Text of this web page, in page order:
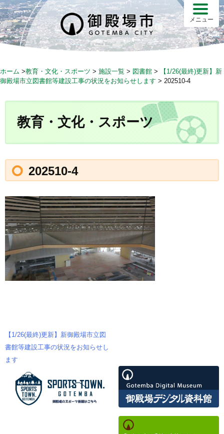
S
k
i
p
c
メニュー
ホーム >教育・文化・スポーツ > 施設一覧 > 図書館 >
【1/26(最終)更新】新
御殿場市立図書館等建設工事の状況をお知らせします > 202510-4
教育・文化・スポーツ
202510-4
投
稿
【1/26(最終)更新】新御殿場市立図
書館等建設工事の状況をお知らせし
ます